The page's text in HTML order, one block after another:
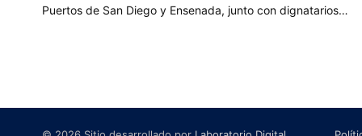
Puertos de San Diego y Ensenada, junto con dignatarios…